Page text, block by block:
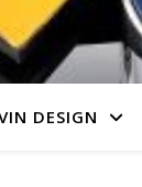
DESIGN